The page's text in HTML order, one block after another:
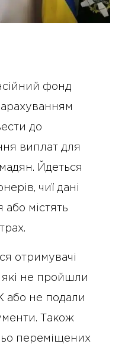
фонд
до
виплат для
Йдеться
чиї дані
містять
отримувачі
які не пройшли
або не подали
Також
переміщених